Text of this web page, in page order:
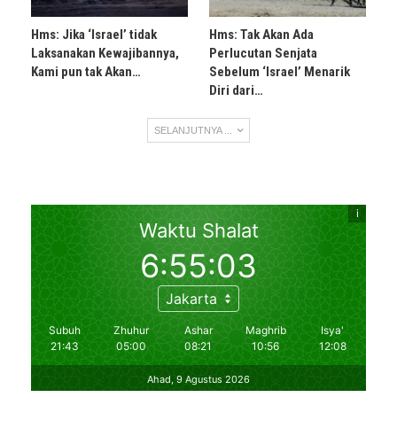
Hms: Jika ‘Israel’ tidak
Laksanakan Kewajibannya,
Kami pun tak Akan…
Hms: Tak Akan Ada
Perlucutan Senjata
Sebelum ‘Israel’ Menarik
Diri dari…
SELANJUTNYA ...